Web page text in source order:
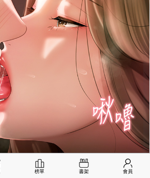
榜單 書架 會員